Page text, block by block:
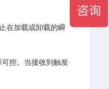
在加载或卸载的瞬
控。当接收到触发